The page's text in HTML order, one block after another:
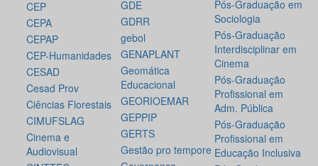
CEP
CEPA
CEPAP
CEP-Humanidades
CESAD
Cesad Prov
Ciências Florestais
CIMUFSLAG
Cinema e
Audiovisual
GDE
GDRR
gebol
GENAPLANT
Geomática
Educacional
GEORIOEMAR
GEPPIP
GERTS
Gestão pro tempore
Pós-Graduação em
Sociologia
Pós-Graduação
Interdisciplinar em
Cinema
Pós-Graduação
Profissional em
Adm. Pública
Pós-Graduação
Profissional em
Educação Inclusiva